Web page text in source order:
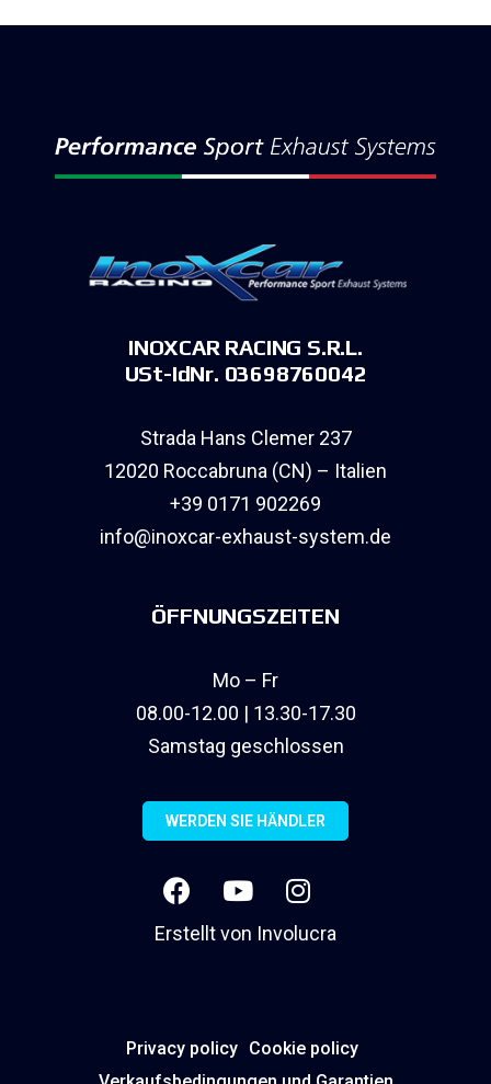
INOXCAR RACING S.R.L.
USt-IdNr. 03698760042
Strada Hans Clemer 237
12020 Roccabruna (CN) – Italien
+39 0171 902269
info@inoxcar-exhaust-system.de
ÖFFNUNGSZEITEN
Mo – Fr
08.00-12.00 | 13.30-17.30
Samstag geschlossen
WERDEN SIE HÄNDLER
Erstellt von Involucra
Privacy policy Cookie policy